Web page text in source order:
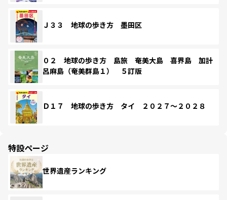
Ｊ３３ 地球の歩き方 墨田区
０２ 地球の歩き方 島旅 奄美大島 喜界島 加計
呂麻島（奄美群島１） ５訂版
Ｄ１７ 地球の歩き方 タイ ２０２７～２０２８
特設ページ
世界遺産ランキング